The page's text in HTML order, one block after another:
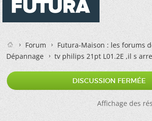
Forum
Futura-Maison : les forums
Dépannage
tv philips 21pt L01.2E ,il s
DISCUSSION FERMÉE
Affichage des